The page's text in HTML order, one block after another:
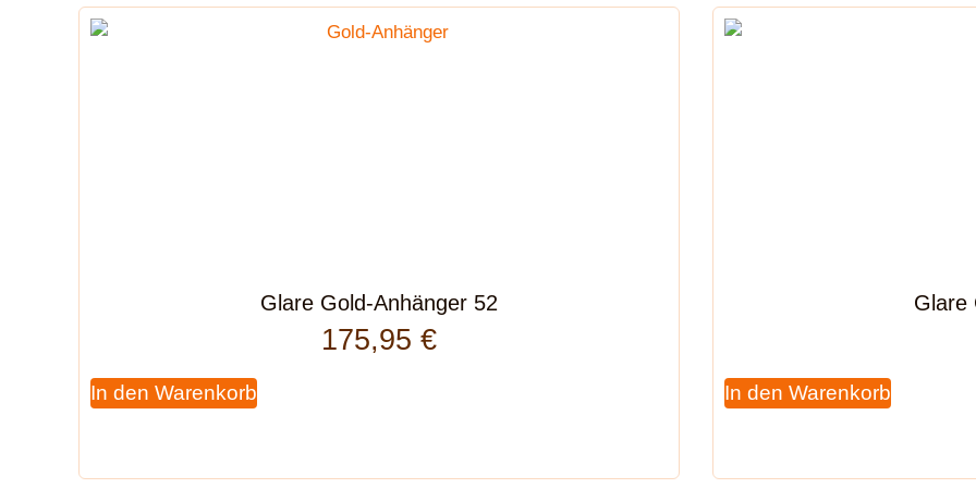
Glare Gold-Anhänger 52
175,95 €
In den Warenkorb
Glare
In den Warenkorb